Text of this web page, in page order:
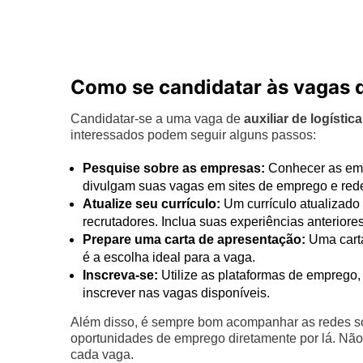
Como se candidatar às vagas
Candidatar-se a uma vaga de auxiliar de logística
interessados podem seguir alguns passos:
Pesquise sobre as empresas: Conhecer as
divulgam suas vagas em sites de emprego e
Atualize seu currículo: Um currículo
recrutadores. Inclua suas experiências
Prepare uma carta de apresentação: Uma
é a escolha ideal para a vaga.
Inscreva-se: Utilize as plataformas de
inscrever nas vagas disponíveis.
Além disso, é sempre bom acompanhar as redes
oportunidades de emprego diretamente por lá.
cada vaga.